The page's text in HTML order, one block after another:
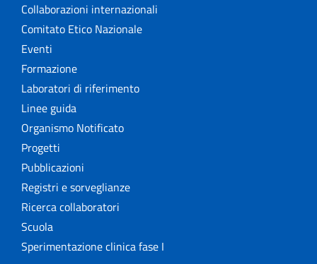
Collaborazioni internazionali
Comitato Etico Nazionale
Eventi
Formazione
Laboratori di riferimento
Linee guida
Organismo Notificato
Progetti
Pubblicazioni
Registri e sorveglianze
Ricerca collaboratori
Scuola
Sperimentazione clinica fase I